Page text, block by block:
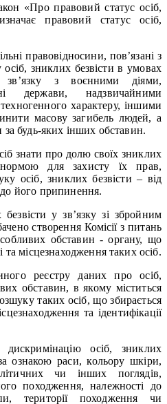
«Про правовий статус осіб,
правовий статус осіб,
правовідносини, пов’язані з
зниклих безвісти в умовах
зв’язку з воєнними діями,
держави, надзвичайними
характеру, іншими
масову загибель людей, а
за будь-яких інших обставин.
знати про долю своїх зниклих
для захисту їх прав,
осіб, зниклих безвісти – від
його припинення.
у зв’язку зі збройним
створення Комісії з питань
обставин - органу, що
та місцезнаходження таких осіб.
реєстру даних про осіб,
обставин, в якому міститься
таких осіб, що збирається
та ідентифікації
дискримінацію осіб, зниклих
ознакою раси, кольору шкіри,
чи інших поглядів,
походження, належності до
території походження чи